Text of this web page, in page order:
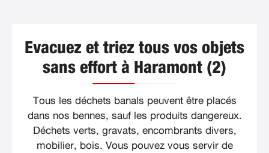
Evacuez et triez tous vos objets
sans effort à Haramont (2)
Tous les déchets banals peuvent être placés
dans nos bennes, sauf les produits dangereux.
Déchets verts, gravats, encombrants divers,
mobilier, bois. Vous pouvez vous servir de